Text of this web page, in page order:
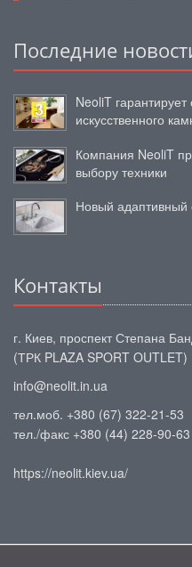
Последние
NeoliT
искусственного
Компания NeoliT
выбору техники
Новый адаптивный
Контакты
г. Киев, проспект Степана
(ТРК PLAZA SPORT OUTLET)
info@neolit.in.ua
тел.моб. +380 (67) 322-21-53
тел./факс +380 (44) 228-90-63
https://neolit.kiev.ua/